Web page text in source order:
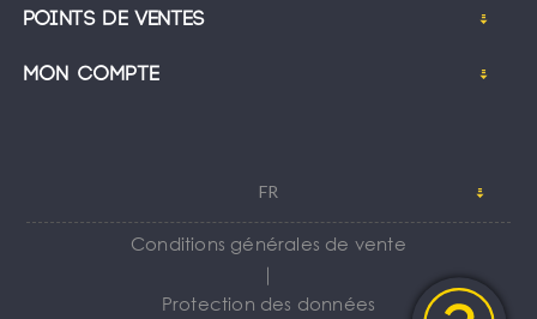
Points de ventes
Mon compte
FR
Conditions générales de vente
｜
Protection des données